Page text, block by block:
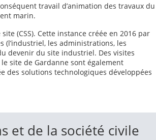
travail d’animation des travaux du
marin.
(CSS). Cette instance créée en 2016 par
les administrations, les
devenir du site industriel. Des visites
site de Gardanne sont également
des solutions technologiques développées
et de la société civile